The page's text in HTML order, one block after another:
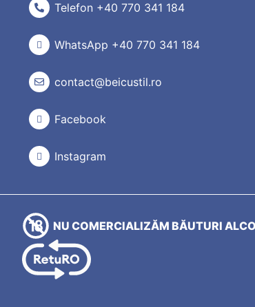
Telefon +40 770 341 184
WhatsApp +40 770 341 184
contact@beicustil.ro
Facebook
Instagram
NU COMERCIALIZĂM BĂUTURI